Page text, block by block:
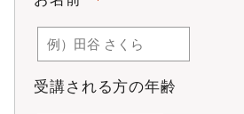
一旦納入された入会金及び事務手数
かわらず返還いたしません。
第8条 月会費及びチケット
受講される方の年齢